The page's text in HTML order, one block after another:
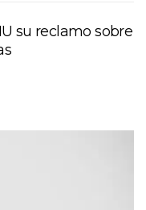
su reclamo sobre